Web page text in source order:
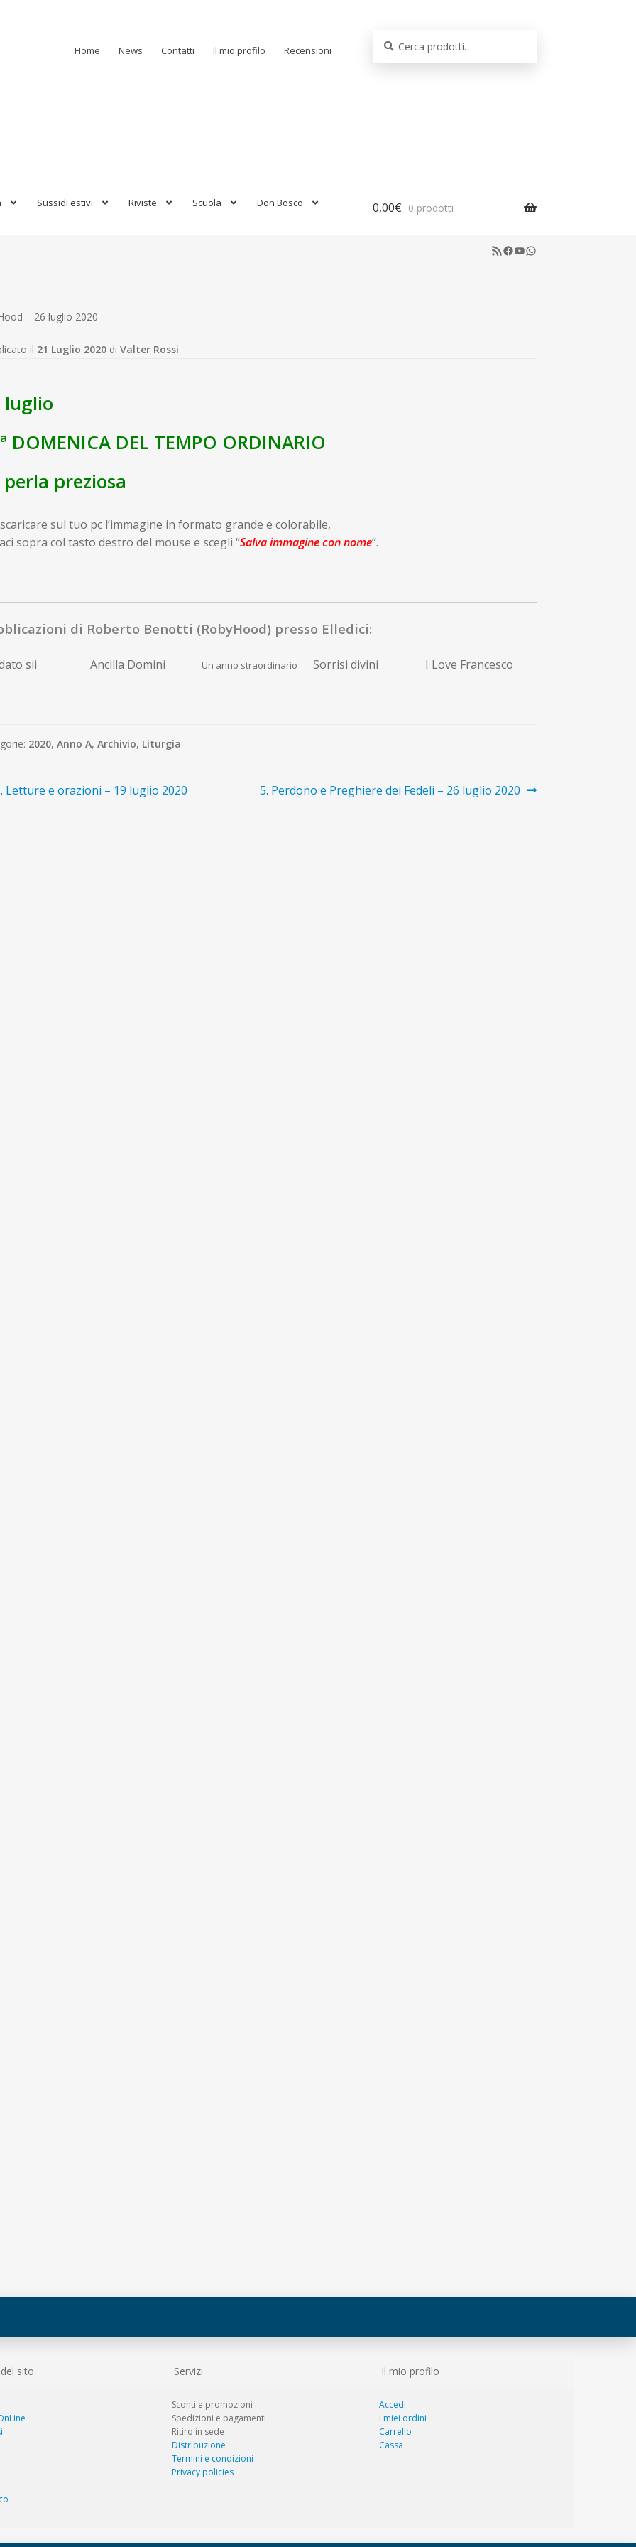
Home News Contatti Il mio profilo Recensioni
Sussidi estivi Riviste Scuola Don Bosco 0,00€ 0 prodotti
RSS Feed
Facebook
YouTube
WhatsApp
– 26 luglio 2020
il 21 Luglio 2020 di Valter Rossi
luglio
DOMENICA DEL TEMPO ORDINARIO
perla preziosa
sul tuo pc l’immagine in formato grande e colorabile,
sopra col tasto destro del mouse e scegli “Salva immagine con nome“.
di Roberto Benotti (RobyHood) presso Elledici:
sii Ancilla Domini Un anno straordinario Sorrisi divini I Love Francesco
2020, Anno A, Archivio, Liturgia
Letture e orazioni – 19 luglio 2020
Articolo
5. Perdono e Preghiere dei Fedeli – 26 luglio 2020
sito Servizi Il mio profilo
Sconti e promozioni
Spedizioni e pagamenti
Ritiro in sede
Distribuzione
Termini e condizioni
Privacy policies
Accedi
I miei ordini
Carrello
Cassa